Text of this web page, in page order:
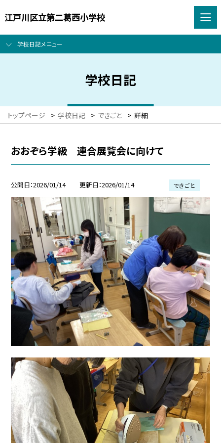
江戸川区立第二葛西小学校
学校日記メニュー
学校日記
トップページ > 学校日記 > できごと > 詳細
おおぞら学級 連合展覧会に向けて
公開日 2026/01/14 更新日 2026/01/14 できごと